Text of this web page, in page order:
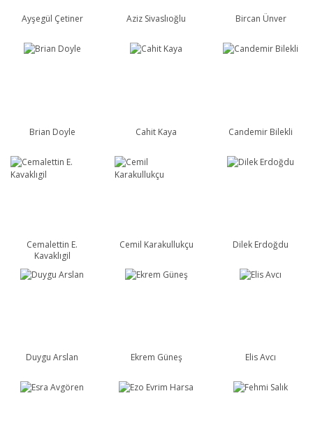
Ayşegül Çetiner Aziz Sivaslıoğlu Bircan Ünver
Brian Doyle Cahit Kaya Candemir Bilekli
Cemalettin E.
Kavaklıgil
Cemil Karakullukçu Dilek Erdoğdu
Duygu Arslan Ekrem Güneş Elis Avcı